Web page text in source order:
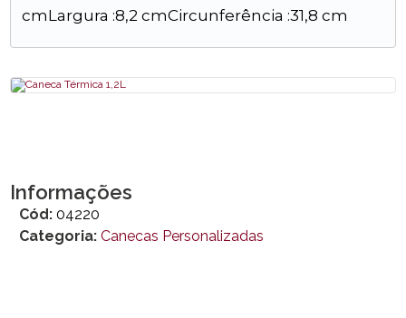
cmLargura :8,2 cmCircunferência :31,8 cm
Informações
Cód: 04220
Categoria: Canecas Personalizadas